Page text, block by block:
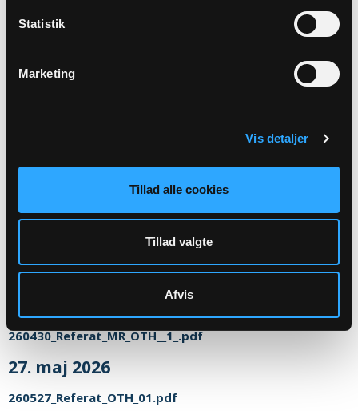
Statistik
Marketing
Vis detaljer
Tillad alle cookies
Tillad valgte
Afvis
Beslutningsprotokol 26. februar 2025
24. oktober 2024
24. oktober 2024
25.marts 2026 Beslutningsprotokol
260325_Referat__MR_OTH.pdf
260430_Referat_MR_OTH__1_.pdf
27. maj 2026
260527_Referat_OTH_01.pdf